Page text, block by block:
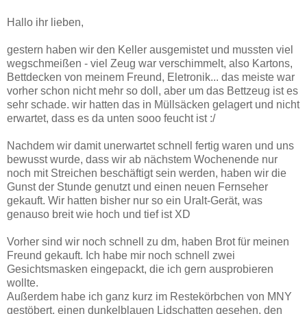
Hallo ihr lieben,
gestern haben wir den Keller ausgemistet und mussten viel
wegschmeißen - viel Zeug war verschimmelt, also Kartons,
Bettdecken von meinem Freund, Eletronik... das meiste war
vorher schon nicht mehr so doll, aber um das Bettzeug ist es
sehr schade. wir hatten das in Müllsäcken gelagert und nicht
erwartet, dass es da unten sooo feucht ist :/
Nachdem wir damit unerwartet schnell fertig waren und uns
bewusst wurde, dass wir ab nächstem Wochenende nur
noch mit Streichen beschäftigt sein werden, haben wir die
Gunst der Stunde genutzt und einen neuen Fernseher
gekauft. Wir hatten bisher nur so ein Uralt-Gerät, was
genauso breit wie hoch und tief ist XD
Vorher sind wir noch schnell zu dm, haben Brot für meinen
Freund gekauft. Ich habe mir noch schnell zwei
Gesichtsmasken eingepackt, die ich gern ausprobieren
wollte.
Außerdem habe ich ganz kurz im Restekörbchen von MNY
gestöbert, einen dunkelblauen Lidschatten gesehen, den